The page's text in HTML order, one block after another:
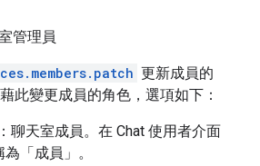
管理員
更新成員的
藉此變更成員的角色，選項如下：
：聊天室成員。在 Chat 使用者介面
「成員」 。